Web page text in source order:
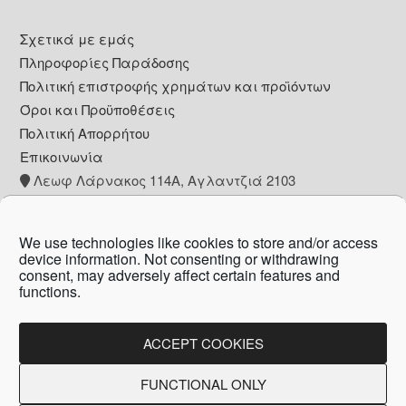
We use technologies like cookies to store and/or access
device information. Not consenting or withdrawing
consent, may adversely affect certain features and
functions.
ACCEPT COOKIES
FUNCTIONAL ONLY
Footer
Σχετικά με εμάς
Πληροφορίες Παράδοσης
Πολιτική επιστροφής χρημάτων και προϊόντων
Όροι και Προϋποθέσεις
Πολιτική Απορρήτου
Επικοινωνία
Λεωφ Λάρνακος 114Α, Αγλαντζιά 2103
Zanni Pharmacy
Created by:Blue Cloud Net